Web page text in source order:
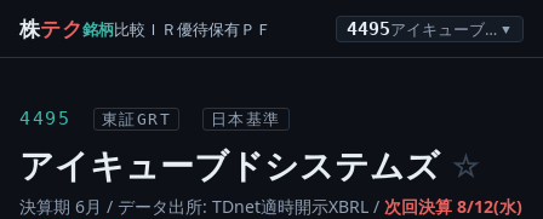
株テク銘柄比較 ＩＲ優待保有ＰＦ 4495 アイキューブドシステムズ ▼
4495 東証GRT 日本基準
アイキューブドシステムズ ☆
決算期 6月 / データ出所: TDnet適時開示XBRL / 次回決算 8/12(水)